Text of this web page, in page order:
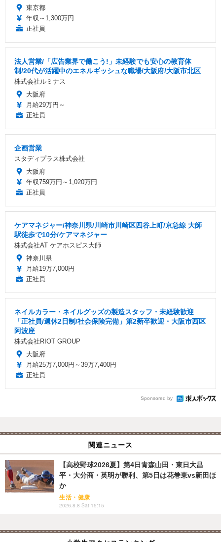
東京都
年収～1,300万円
正社員
法人営業/「広告業界で働こう!」未経験でも安心の教育体
制/20代が活躍中のエネルギッシュな職場/大阪府/大阪市北区
株式会社ルミナス
大阪府
月給29万円～
正社員
企画営業
スタディプラス株式会社
大阪府
年収759万円～1,020万円
正社員
ケアマネジャー/神奈川県/川崎市川崎区四谷上町/京急線 大師
駅徒歩で10分/ケアマネジャー
株式会社AT ケアホスピス大師
神奈川県
月給19万7,000円
正社員
ネイルカラー・ネイルグッズの製造スタッフ・未経験歓迎
「正社員/週休2日制/社会保険完備」第2新卒歓迎・大阪市西区
阿波座
株式会社RIOT GROUP
大阪府
月給25万7,000円～39万7,400円
正社員
Sponsored by
関連ニュース
【高校野球2026夏】第4日青森山田・東日大昌
平・大分商・英明が勝利、第5日は花巻東vs新田ほ
か
生活・健康
2026.8.8 Sat 15:15